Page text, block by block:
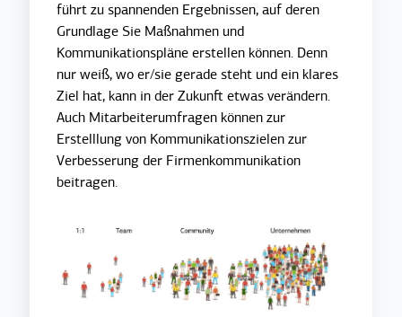
führt zu spannenden Ergebnissen, auf deren
Grundlage Sie Maßnahmen und
Kommunikationspläne erstellen können. Denn
nur weiß, wo er/sie gerade steht und ein klares
Ziel hat, kann in der Zukunft etwas verändern.
Auch Mitarbeiterumfragen können zur
Erstelllung von Kommunikationszielen zur
Verbesserung der Firmenkommunikation
beitragen.